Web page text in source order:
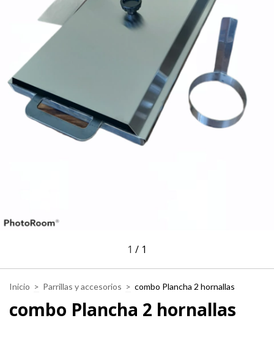
1 / 1
Inicio > Parrillas y accesorios > combo Plancha 2 hornallas
combo Plancha 2 hornallas